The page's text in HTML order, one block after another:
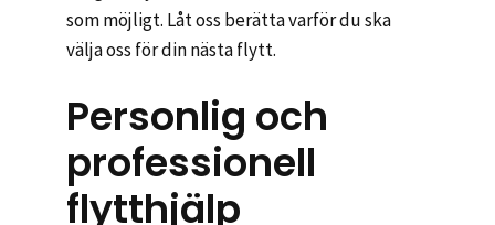
som möjligt. Låt oss berätta varför du ska
välja oss för din nästa flytt.
Personlig och
professionell
flytthjälp